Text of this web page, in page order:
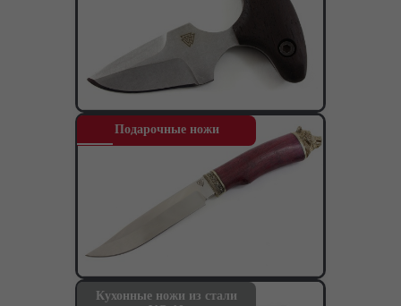
О компании
Подарочные ножи
Кухонные ножи из стали